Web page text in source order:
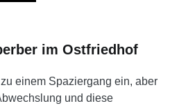
im Ostfriedhof
einem Spaziergang ein, aber
und diese